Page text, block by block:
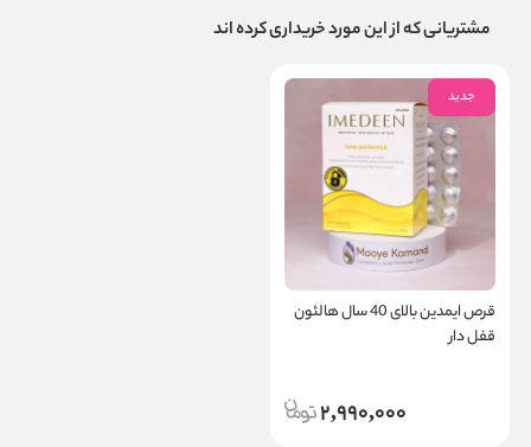
مشتریانی که از این مورد خریداری کرده اند
جدید
قرص ایمدین بالای 40 سال هالئون
قفل دار
2,990,000